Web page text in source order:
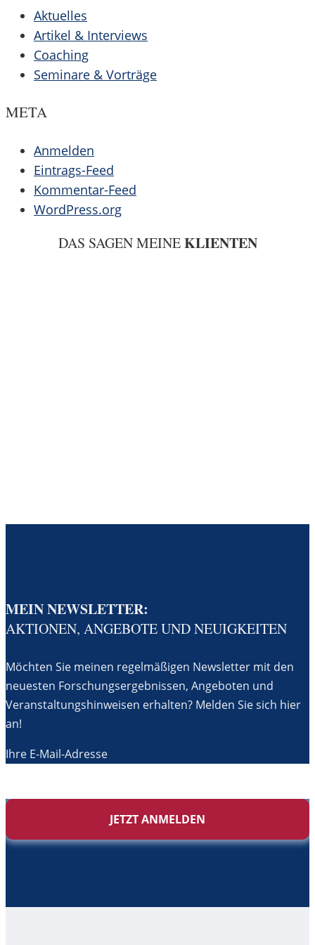
Aktuelles
Artikel & Interviews
Coaching
Seminare & Vorträge
META
Anmelden
Eintrags-Feed
Kommentar-Feed
WordPress.org
DAS SAGEN MEINEKLIENTEN
MEIN NEWSLETTER:
AKTIONEN, ANGEBOTE UND NEUIGKEITEN
Möchten Sie meinen regelmäßigen Newsletter mit den
neuesten Forschungsergebnissen, Angeboten und
Veranstaltungshinweisen erhalten? Melden Sie sich hier
an!
Ihre E-Mail-Adresse
JETZT ANMELDEN